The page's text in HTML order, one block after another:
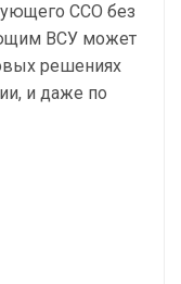
ССО без
ВСУ может
решениях
и даже по